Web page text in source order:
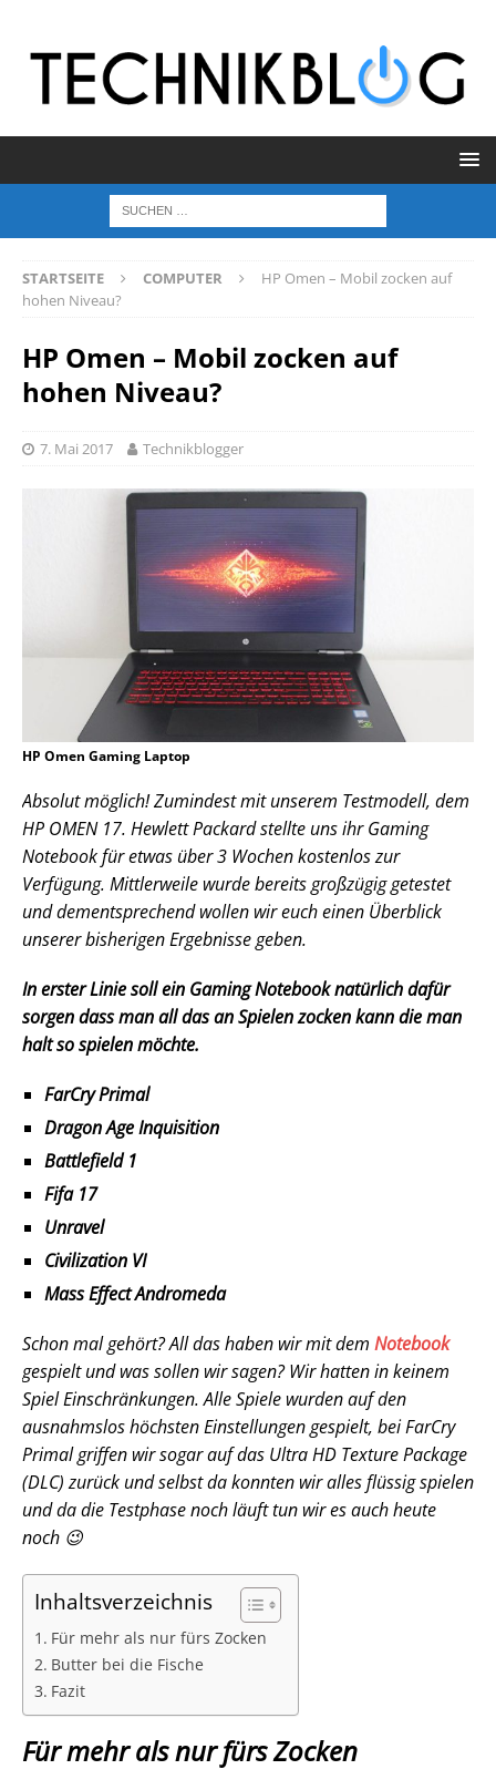
STARTSEITE COMPUTER
HP Omen – Mobil zocken auf
hohen Niveau?
HP Omen – Mobil zocken auf
hohen Niveau?
7. Mai 2017 Technikblogger
HP Omen Gaming Laptop
Absolut möglich! Zumindest mit unserem Testmodell, dem
HP OMEN 17. Hewlett Packard stellte uns ihr Gaming
Notebook für etwas über 3 Wochen kostenlos zur
Verfügung. Mittlerweile wurde bereits großzügig getestet
und dementsprechend wollen wir euch einen Überblick
unserer bisherigen Ergebnisse geben.
In erster Linie soll ein Gaming Notebook natürlich dafür
sorgen dass man all das an Spielen zocken kann die man
halt so spielen möchte.
FarCry Primal
Dragon Age Inquisition
Battlefield 1
Fifa 17
Unravel
Civilization VI
Mass Effect Andromeda
Schon mal gehört? All das haben wir mit dem Notebook
gespielt und was sollen wir sagen? Wir hatten in keinem
Spiel Einschränkungen. Alle Spiele wurden auf den
ausnahmslos höchsten Einstellungen gespielt, bei FarCry
Primal griffen wir sogar auf das Ultra HD Texture Package
(DLC) zurück und selbst da konnten wir alles flüssig spielen
und da die Testphase noch läuft tun wir es auch heute
noch 😉
Inhaltsverzeichnis
Für mehr als nur fürs Zocken
Butter bei die Fische
Fazit
Für mehr als nur fürs Zocken